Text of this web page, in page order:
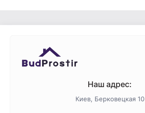
Наш адрес:
Киев, Берковецкая 10